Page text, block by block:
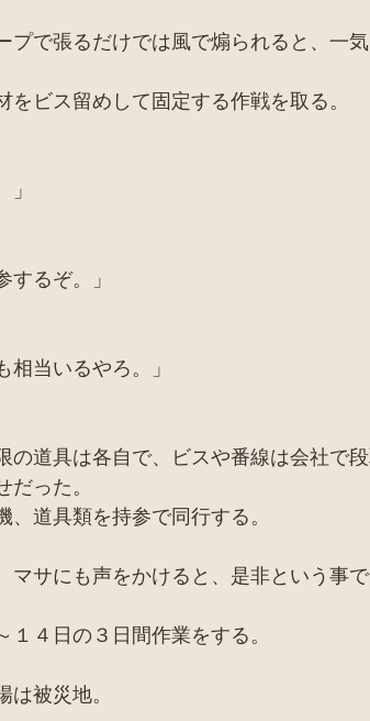
プで張るだけでは風で煽られると、一気
ビス留めして固定する作戦を取る。
するぞ。」
相当いるやろ。」
の道具は各自で、ビスや番線は会社で
った。
道具類を持参で同行する。
マサにも声をかけると、是非という事
４日の３日間作業をする。
被災地。